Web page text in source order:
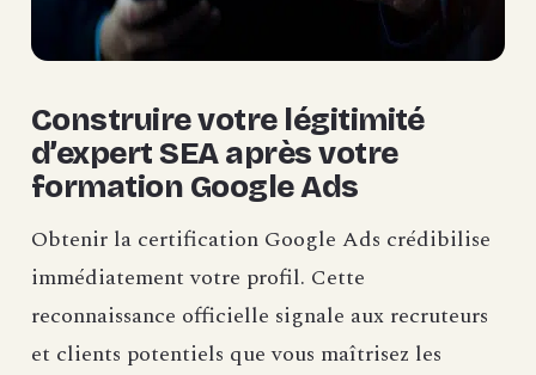
Construire votre légitimité
d’expert SEA après votre
formation Google Ads
Obtenir la certification Google Ads crédibilise
immédiatement votre profil. Cette
reconnaissance officielle signale aux recruteurs
et clients potentiels que vous maîtrisez les